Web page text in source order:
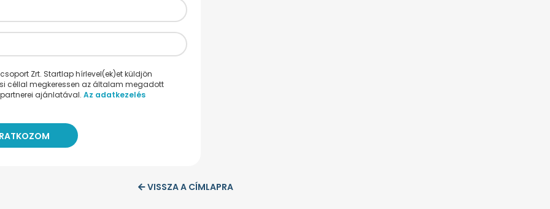
Zrt. Startlap hírlevel(ek)et küldjön
céllal megkeressen az általam megadott
ajánlatával. Az adatkezelés
VISSZA A CÍMLAPRA